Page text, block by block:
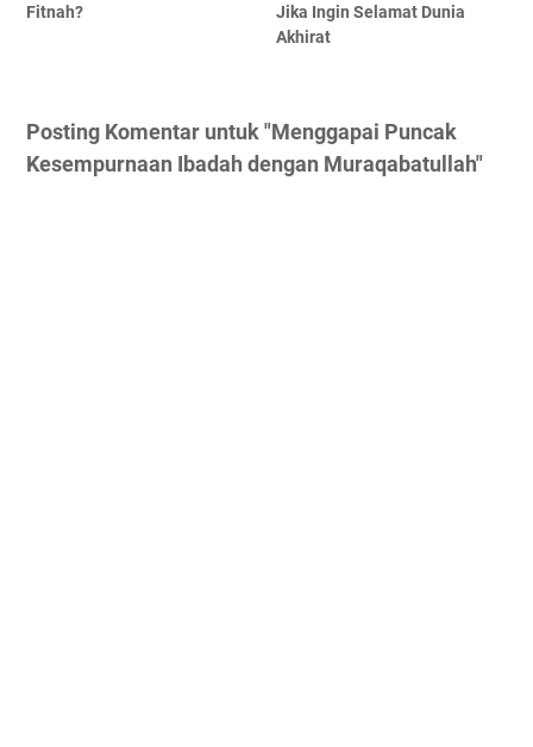
Fitnah?⁣
Jika Ingin Selamat Dunia
Akhirat
Posting Komentar untuk "Menggapai Puncak
Kesempurnaan Ibadah dengan Muraqabatullah"